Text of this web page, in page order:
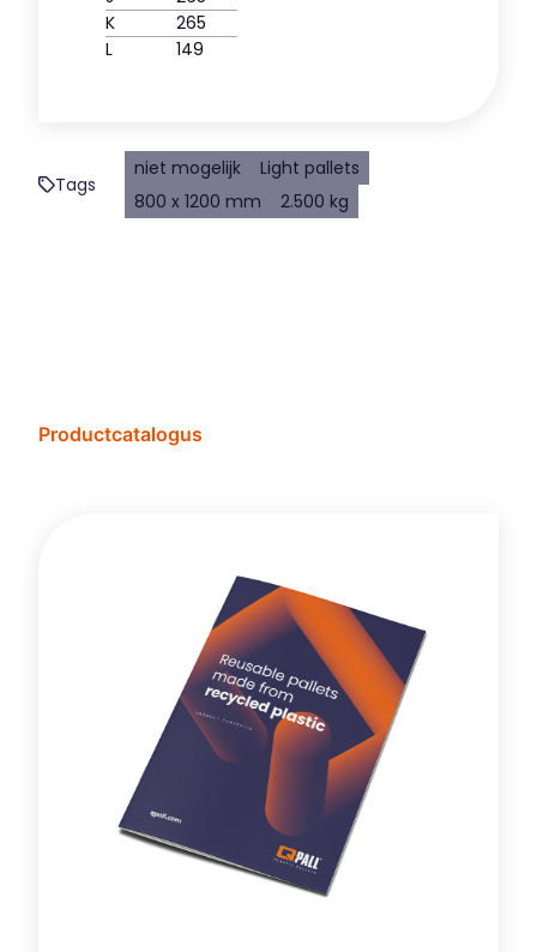
K
265
L
149
Tags
niet mogelijk
Light pallets
800 x 1200 mm
2.500 kg
Productcatalogus